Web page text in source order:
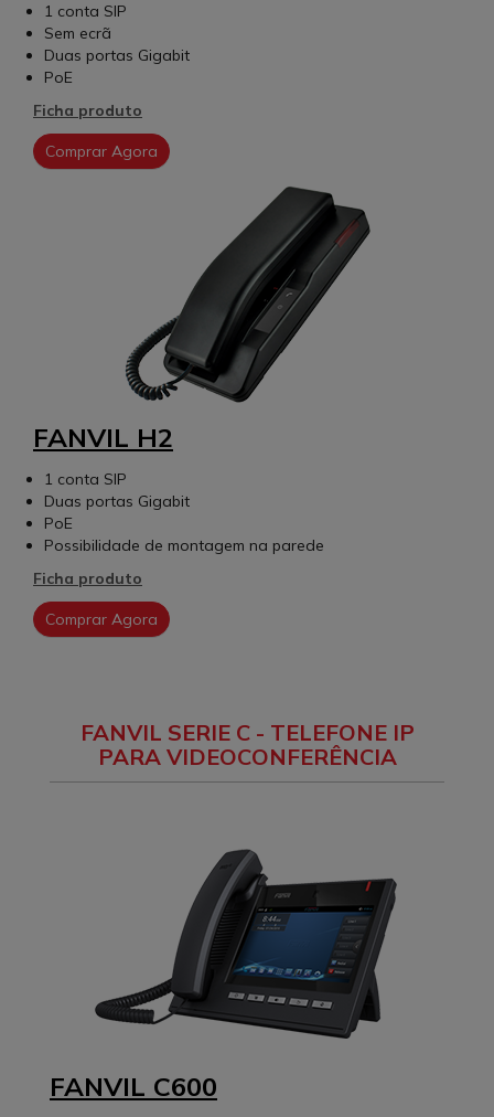
1 conta SIP
Sem ecrã
Duas portas Gigabit
PoE
Ficha produto
Comprar Agora
FANVIL H2
1 conta SIP
Duas portas Gigabit
PoE
Possibilidade de montagem na parede
Ficha produto
Comprar Agora
FANVIL SERIE C - TELEFONE IP
PARA VIDEOCONFERÊNCIA
FANVIL C600